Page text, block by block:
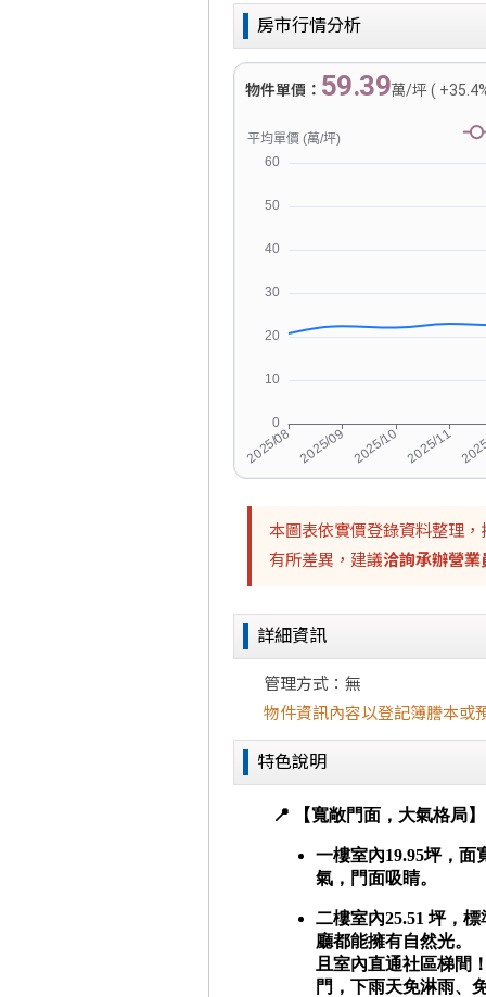
房市行情分析
物件單價： 59.39萬/坪 (
本圖表依實價登錄資料整理
有所差異，建議洽詢承辦營業
詳細資訊
管理方式：無
物件資訊內容以登記簿謄本或
特色說明